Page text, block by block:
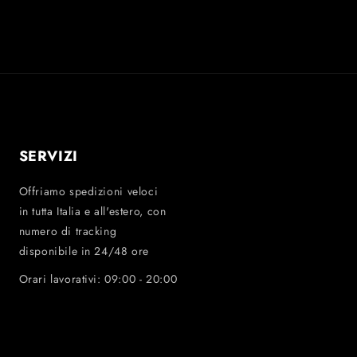
SERVIZI
Offriamo spedizioni veloci
in tutta Italia e all'estero, con
numero di tracking
disponibile in 24/48 ore
Orari lavorativi: 09:00 - 20:00